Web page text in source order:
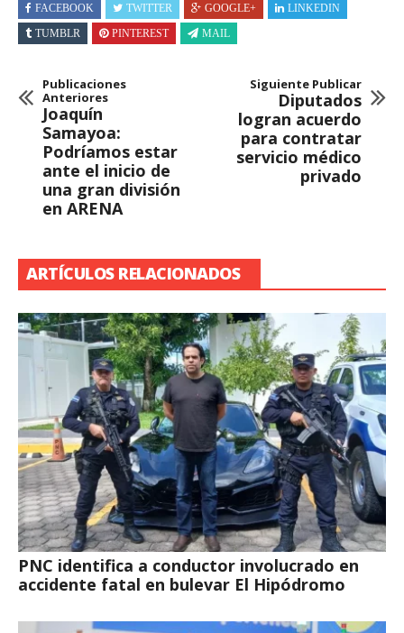
FACEBOOK TWITTER GOOGLE+
LINKEDIN
TUMBLR
PINTEREST MAIL
Publicaciones
Anteriores
Joaquín
Samayoa:
Podríamos estar
ante el inicio de
una gran división
en ARENA
Siguiente Publicar
Diputados
logran acuerdo
para contratar
servicio médico
privado
ARTÍCULOS RELACIONADOS
PNC identifica a conductor involucrado en
accidente fatal en bulevar El Hipódromo